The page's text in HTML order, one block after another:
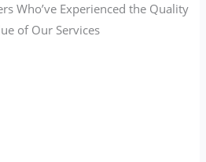
Who’ve Experienced the Quality
of Our Services